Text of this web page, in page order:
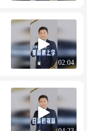
02:04